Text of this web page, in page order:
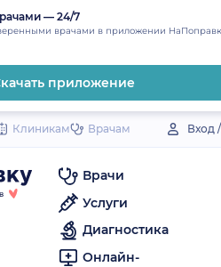
to
content
— 24/7
врачами в приложении
приложение
обл.)
Клиникам Врачам Вход
Врачи
Услуги
Диагностика
Онлайн-